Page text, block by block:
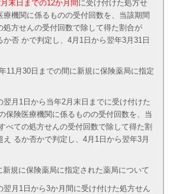
末日までの12か月間 に受け付けた処方せ
療機関に係るものの受付回数を、当該期間
処方せんの受付回数で除して得た割合が
否 かで判定し、4月1日から翌年3月31日
11月30日までの間に新規に保険薬局に指定
翌月1日から当年2月末日までに受け付けた
保険医療機関に係るものの受付回数を、当
べての処方せんの受付回数で除して得た割
るか否かで判定し、4月1日から翌年3月
新規に保険薬局に指定された薬局について
翌月1日から3か月間に受け付けた処方せん